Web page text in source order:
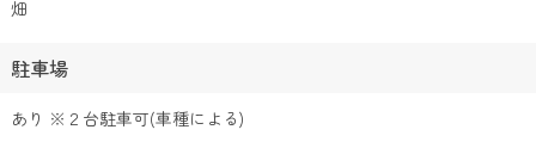
畑
駐車場
あり ※２台駐車可(車種による)